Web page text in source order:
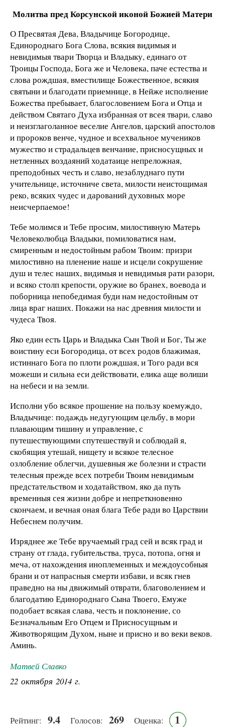
Молитва пред Корсунской иконой Божией Матери
О Пресвятая Дева, Владычице Богородице,
Единороднаго Бога Слова, всякия видимыя и
невидимыя твари Творца и Владыку, единаго от
Троицы Господа, Бога же и Человека, паче естества и
слова рождшая, вместилище Божественное, всякия
святыни и благодати приемнице, в Нейже исполнение
Божества пребывает, благословением Бога и Отца и
действом Святаго Духа избранная от всея твари, славо
и неизглаголанное веселие Ангелов, царский апостолов
и пророков венче, чудное и всехвальное мучеников
мужество и страдальцев венчание, присносущных и
нетленных воздаяний ходатаице непреложная,
преподобных честь и славо, незаблуднаго пути
учительнице, источниче света, милости неистощимая
реко, всяких чудес и дарований духовных море
неисчерпаемое!
Тебе молимся и Тебе просим, милостивную Матерь
Человеколюбца Владыки, помиловатися нам,
смиренным и недостойным рабом Твоим: призри
милостивно на пленение наше и исцели сокрушение
душ и телес наших, видимыя и невидимыя рати разори,
и всяко столп крепости, оружие во бранех, воевода и
поборница непобедимая буди нам недостойным от
лица враг наших. Покажи на нас древния милости и
чудеса Твоя.
Яко един есть Царь и Владыка Сын Твой и Бог, Ты же
воистину еси Богородица, от всех родов блажимая,
истиннаго Бога по плоти рождшая, и Того ради вся
можеши и сильна еси действовати, елика аще волиши
на небеси и на земли.
Исполни убо всякое прошение на пользу коемуждо,
Владычице: подаждь недугующим цельбу, в мори
плавающим тишину и управление, с
путешествующими спутешествуй и соблюдай я,
скобящия утешай, нищету и всякое телесное
озлобление облегчи, душевныя же болезни и страсти
телесныя прежде всех потреби Твоим невидимым
предстательством и ходатайством, яко да путь
временныя сея жизни добре и непреткновенно
скончаем, и вечная оная блага Тебе ради во Царствии
Небеснем получим.
Изряднее же Тебе вручаемый град сей и всяк град и
страну от глада, губительства, труса, потопа, огня и
меча, от нахождения иноплеменных и междоусобныя
брани и от напрасныя смерти избави, и всяк гнев
праведно на ны движимый отврати, благоволением и
благодатию Единороднаго Сына Твоего, Емуже
подобает всякая слава, честь и поклонение, со
Безначальным Его Отцем и Присносущным и
Животворящим Духом, ныне и присно и во веки веков.
Аминь.
Матвей Славко
22 октября 2014 г.
Рейтинг: 9.4 Голосов: 269 Оценка: 1